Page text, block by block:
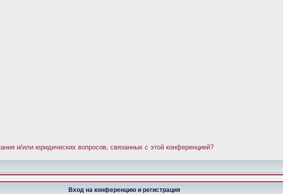
и/или юридических вопросов, связанных с этой конференцией?
Вход на конференцию и регистрация